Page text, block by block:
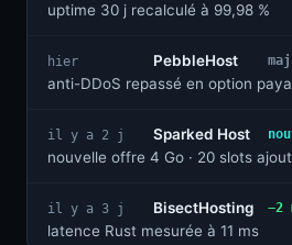
uptime 30 j recalculé à 99,98 %
hier
PebbleHost
anti-DDoS repassé en option
maj
il y a 2 j
Sparked Host
nouvelle offre 4 Go · 20 slots
il y a 3 j
BisectHosting
latence Rust mesurée à 11 ms
−2